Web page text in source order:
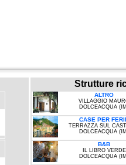
Strutture
ALTRO
VILLAGGIO
DOLCEACQUA
CASE PER
TERRAZZA SUL
DOLCEACQUA
B&B
IL LIBRO VERDE
DOLCEACQUA